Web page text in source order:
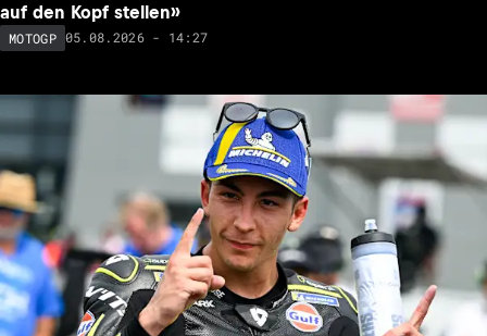
auf den Kopf stellen»
MOTOGP 05.08.2026 - 14:27